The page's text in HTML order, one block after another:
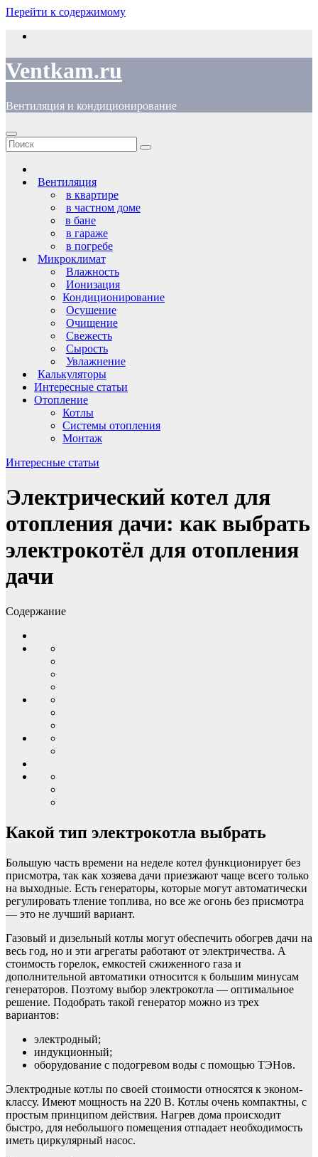
Перейти к содержимому
Ventkam.ru
Вентиляция и кондиционирование
Вентиляция
в квартире
в частном доме
в бане
в гараже
в погребе
Микроклимат
Влажность
Ионизация
Кондиционирование
Осушение
Очищение
Свежесть
Сырость
Увлажнение
Калькуляторы
Интересные статьи
Отопление
Котлы
Системы отопления
Монтаж
Интересные статьи
Электрический котел для
отопления дачи: как выбрать
электрокотёл для отопления
дачи
Содержание
Какой тип электрокотла выбрать
Большую часть времени на неделе котел функционирует без
присмотра, так как хозяева дачи приезжают чаще всего только
на выходные. Есть генераторы, которые могут автоматически
регулировать тление топлива, но все же огонь без присмотра
— это не лучший вариант.
Газовый и дизельный котлы могут обеспечить обогрев дачи на
весь год, но и эти агрегаты работают от электричества. А
стоимость горелок, емкостей сжиженного газа и
дополнительной автоматики относится к большим минусам
генераторов. Поэтому выбор электрокотла — оптимальное
решение. Подобрать такой генератор можно из трех
вариантов:
электродный;
индукционный;
оборудование с подогревом воды с помощью ТЭНов.
Электродные котлы по своей стоимости относятся к эконом-
классу. Имеют мощность на 220 В. Котлы очень компактны, с
простым принципом действия. Нагрев дома происходит
быстро, для небольшого помещения отпадает необходимость
иметь циркулярный насос.